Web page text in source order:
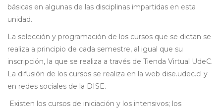
básicas en algunas de las disciplinas impartidas en esta
unidad.
La selección y programación de los cursos que se dictan se
realiza a principio de cada semestre, al igual que su
inscripción, la que se realiza a través de Tienda Virtual UdeC.
La difusión de los cursos se realiza en la web dise.udec.cl y
en redes sociales de la DISE.
Existen los cursos de iniciación y los intensivos; los